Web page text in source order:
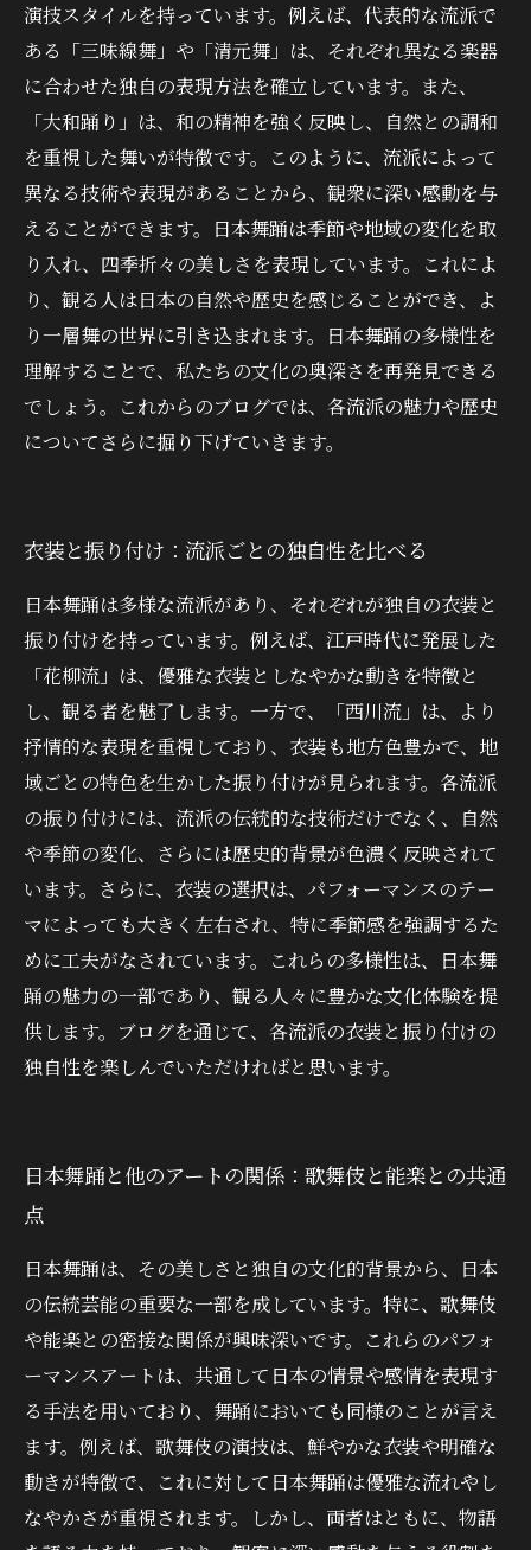
演技スタイルを持っています。例えば、代表的な流派で
ある「三味線舞」や「清元舞」は、それぞれ異なる楽器
に合わせた独自の表現方法を確立しています。また、
「大和踊り」は、和の精神を強く反映し、自然との調和
を重視した舞いが特徴です。このように、流派によって
異なる技術や表現があることから、観衆に深い感動を与
えることができます。日本舞踊は季節や地域の変化を取
り入れ、四季折々の美しさを表現しています。これによ
り、観る人は日本の自然や歴史を感じることができ、よ
り一層舞の世界に引き込まれます。日本舞踊の多様性を
理解することで、私たちの文化の奥深さを再発見できる
でしょう。これからのブログでは、各流派の魅力や歴史
についてさらに掘り下げていきます。
衣装と振り付け：流派ごとの独自性を比べる
日本舞踊は多様な流派があり、それぞれが独自の衣装と
振り付けを持っています。例えば、江戸時代に発展した
「花柳流」は、優雅な衣装としなやかな動きを特徴と
し、観る者を魅了します。一方で、「西川流」は、より
抒情的な表現を重視しており、衣装も地方色豊かで、地
域ごとの特色を生かした振り付けが見られます。各流派
の振り付けには、流派の伝統的な技術だけでなく、自然
や季節の変化、さらには歴史的背景が色濃く反映されて
います。さらに、衣装の選択は、パフォーマンスのテー
マによっても大きく左右され、特に季節感を強調するた
めに工夫がなされています。これらの多様性は、日本舞
踊の魅力の一部であり、観る人々に豊かな文化体験を提
供します。ブログを通じて、各流派の衣装と振り付けの
独自性を楽しんでいただければと思います。
日本舞踊と他のアートの関係：歌舞伎と能楽との共通
点
日本舞踊は、その美しさと独自の文化的背景から、日本
の伝統芸能の重要な一部を成しています。特に、歌舞伎
や能楽との密接な関係が興味深いです。これらのパフォ
ーマンスアートは、共通して日本の情景や感情を表現す
る手法を用いており、舞踊においても同様のことが言え
ます。例えば、歌舞伎の演技は、鮮やかな衣装や明確な
動きが特徴で、これに対して日本舞踊は優雅な流れやし
なやかさが重視されます。しかし、両者はともに、物語